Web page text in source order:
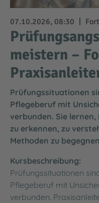
07.10.2026, 08:30
meistern –
Prüfungssituationen
Pflegeberuf mit
verbunden. Sie
zu erkennen, zu
Methoden zu begegnen
Kursbeschreibung:
Prüfungssituationen
Pflegeberuf mit
verbunden.